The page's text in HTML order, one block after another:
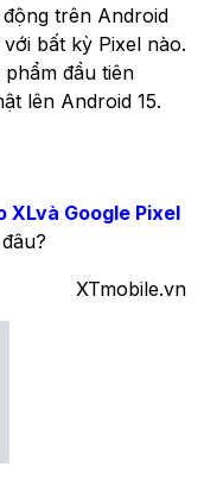
trên Android
bất kỳ Pixel nào.
đầu tiên
lên Android 15.
XLvà Google Pixel
XTmobile.vn